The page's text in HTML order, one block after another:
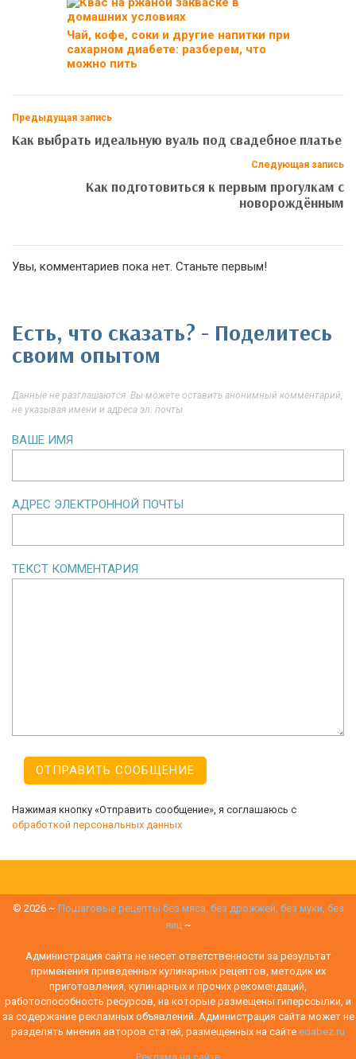
Чай, кофе, соки и другие напитки при
сахарном диабете: разберем, что
можно пить
Предыдущая запись
Как выбрать идеальную вуаль под свадебное платье
Следующая запись
Как подготовиться к первым прогулкам с
новорождённым
Увы, комментариев пока нет. Станьте первым!
Есть, что сказать? - Поделитесь
своим опытом
Данные не разглашаются. Вы можете оставить анонимный комментарий,
не указывая имени и адреса эл. почты
ВАШЕ ИМЯ
АДРЕС ЭЛЕКТРОННОЙ ПОЧТЫ
ТЕКСТ КОММЕНТАРИЯ
Нажимая кнопку «Отправить сообщение», я соглашаюсь с
обработкой персональных данных
© 2026~ Пошаговые рецепты без мяса, без дрожжей, без муки, без
яиц ~
Администрация сайта не несет ответственности за результат
применения приведенных кулинарных рецептов, методик их
приготовления, кулинарных и прочих рекомендаций,
работоспособность ресурсов, на которые размещены гиперссылки, и
за содержание рекламных объявлений. Администрация сайта может не
разделять мнения авторов статей, размещённых на сайте edabez.ru